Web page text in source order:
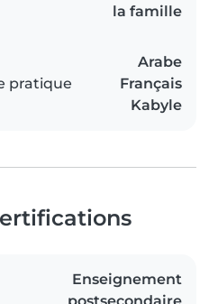
la famille
pratique
Arabe
Français
Kabyle
Enseignement